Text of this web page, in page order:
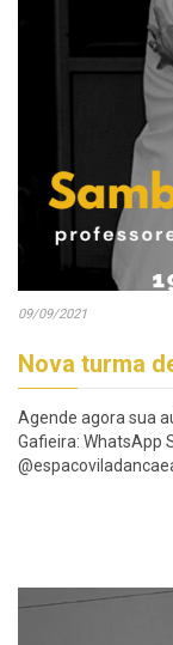
09/09/2021
Nova turma
Agende agora sua
Gafieira: WhatsApp